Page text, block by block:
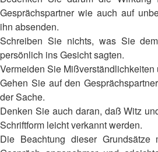
Gesprächspartner wie auch auf
ihn absenden.
Schreiben Sie nichts, was Sie
persönlich ins Gesicht sagten.
Vermeiden Sie
Gehen Sie auf den
der Sache.
Denken Sie auch daran, daß Witz
Schriftform leicht verkannt werden.
Die Beachtung dieser Grundsätze